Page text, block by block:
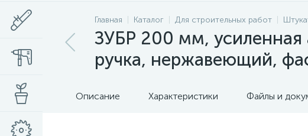
Главная Каталог Для строительных работ
ЗУБР 200 мм,
ручка, нержавеющий,
Описание Характеристики Файлы и